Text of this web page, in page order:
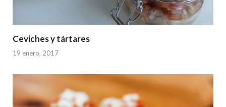
Ceviches y tártares
19 enero, 2017